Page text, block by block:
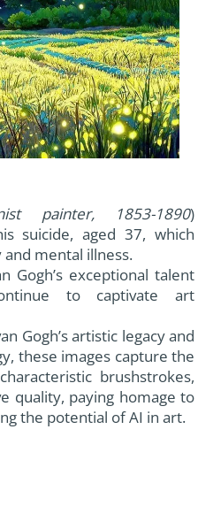
painter, 1853-1890)
suicide, aged 37, which
mental illness.
Gogh’s exceptional talent
to captivate art
Gogh’s artistic legacy and
these images capture the
brushstrokes,
quality, paying homage to
the potential of AI in art.